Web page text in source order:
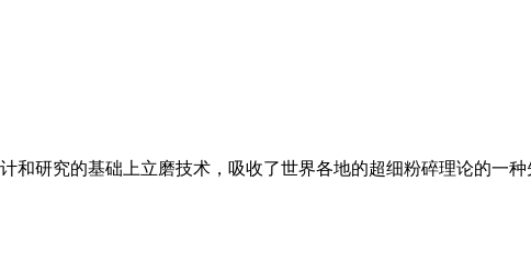
和研究的基础上立磨技术，吸收了世界各地的超细粉碎理论的一